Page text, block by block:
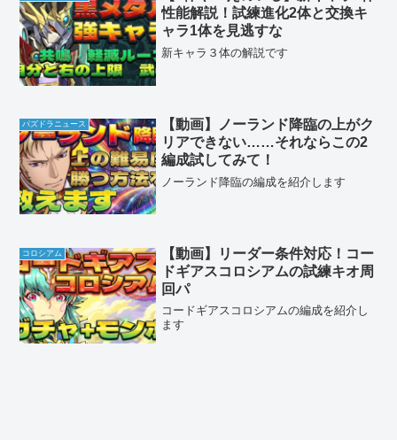
性能解説！試練進化2体と交換キ
ャラ1体を見逃すな
新キャラ３体の解説です
パズドラニュース
【動画】ノーランド降臨の上がク
リアできない……それならこの2
編成試してみて！
ノーランド降臨の編成を紹介します
コロシアム
【動画】リーダー条件対応！コー
ドギアスコロシアムの試練キオ周
回パ
コードギアスコロシアムの編成を紹介し
ます